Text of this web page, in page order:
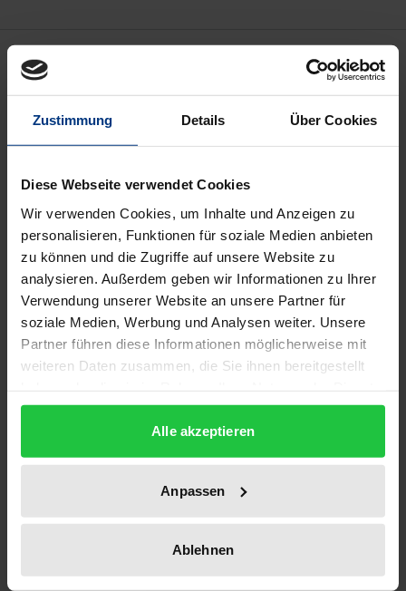
Zustimmung Details Über Cookies
Diese Webseite verwendet Cookies
Wir verwenden Cookies, um Inhalte und Anzeigen zu
personalisieren, Funktionen für soziale Medien anbieten
zu können und die Zugriffe auf unsere Website zu
analysieren. Außerdem geben wir Informationen zu Ihrer
Verwendung unserer Website an unsere Partner für
soziale Medien, Werbung und Analysen weiter. Unsere
Partner führen diese Informationen möglicherweise mit
weiteren Daten zusammen, die Sie ihnen bereitgestellt
gesammelt haben.
Alle akzeptieren
Anpassen
Ablehnen
Bibliografische Angaben
Auflage
1
ISBN
978-3-932004-92-6
Untertitel
2500 Jahre Gesundheitsförderung in Texten und
Bildern. Ein wissenschaftliches Lesebuch
Erscheinungsdatum
01.01.1999
Erscheinungsjahr